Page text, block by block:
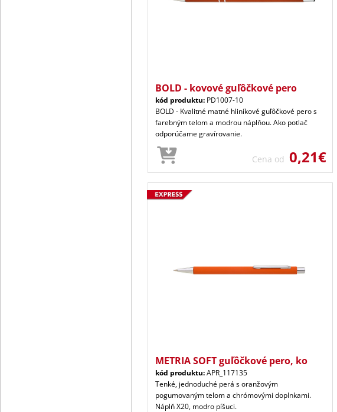
BOLD - kovové guľôčkové pero
kód produktu: PD1007-10
BOLD - Kvalitné matné hliníkové guľôčkové pero s
farebným telom a modrou náplňou. Ako potlač
odporúčame gravírovanie.
Cena od 0,21€
METRIA SOFT guľôčkové pero, ko
kód produktu:APR_117135
Tenké, jednoduché perá s oranžovým
pogumovaným telom a chrómovými doplnkami.
Náplň X20, modro píšuci.